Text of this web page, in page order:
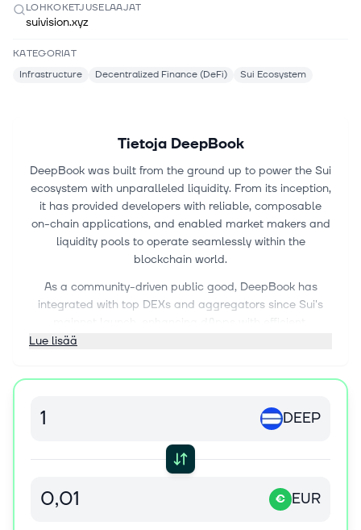
LOHKOKETJUSELAAJAT
suivision.xyz
KATEGORIAT
Infrastructure
Decentralized Finance (DeFi) Sui Ecosystem
Tietoja DeepBook
DeepBook was built from the ground up to power the Sui
ecosystem with unparalleled liquidity. From its inception,
it has provided developers with reliable, composable
on-chain applications, and enabled market makers and
liquidity pools to operate seamlessly within the
blockchain world.
As a community-driven public good, DeepBook has
integrated with top DEXs and aggregators since Sui's
censorship-free liquidity. This synergy of orderbook
DeepBook as the premier liquidity venue in web3.
Lue lisää
DEEP
€ EUR